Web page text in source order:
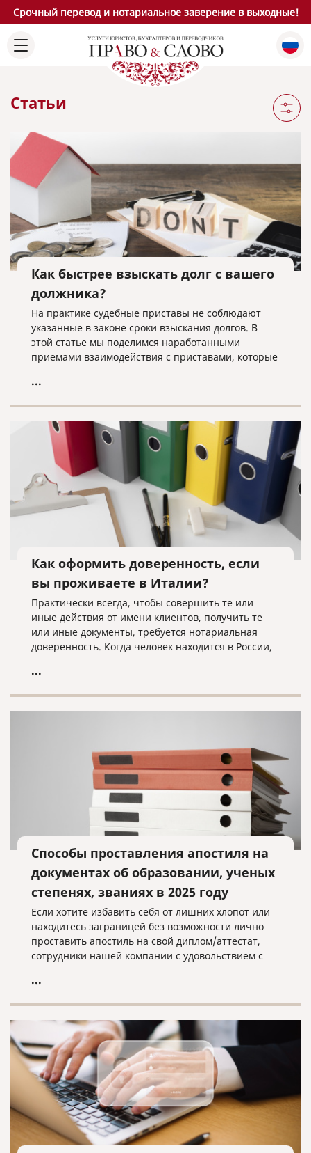
Срочный перевод и нотариальное заверение в выходные!
Статьи
Как быстрее взыскать долг с вашего
должника?
На практике судебные приставы не соблюдают
указанные в законе сроки взыскания долгов. В
этой статье мы поделимся наработанными
приемами взаимодействия с приставами, которые
должника.
...
Как оформить доверенность, если
вы проживаете в Италии?
Практически всегда, чтобы совершить те или
иные действия от имени клиентов, получить те
или иные документы, требуется нотариальная
доверенность. Когда человек находится в России,
контору и оформляет документ с нужными нам
...
Способы проставления апостиля на
документах об образовании, ученых
степенях, званиях в 2025 году
Если хотите избавить себя от лишних хлопот или
находитесь заграницей без возможности лично
проставить апостиль на свой диплом/аттестат,
сотрудники нашей компании с удовольствием с
...